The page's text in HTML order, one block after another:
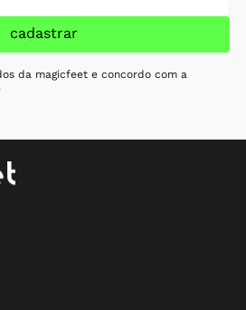
cadastrar
da magicfeet e concordo com a